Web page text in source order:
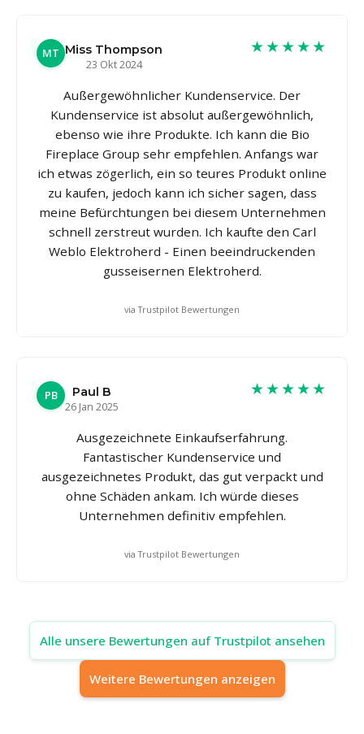
MT Miss Thompson
23 Okt 2024
★★★★★
Außergewöhnlicher Kundenservice. Der
Kundenservice ist absolut außergewöhnlich,
ebenso wie ihre Produkte. Ich kann die Bio
Fireplace Group sehr empfehlen. Anfangs war
ich etwas zögerlich, ein so teures Produkt online
zu kaufen, jedoch kann ich sicher sagen, dass
meine Befürchtungen bei diesem Unternehmen
schnell zerstreut wurden. Ich kaufte den Carl
Weblo Elektroherd - Einen beeindruckenden
gusseisernen Elektroherd.
via Trustpilot Bewertungen
PB
Paul B
26 Jan 2025
★★★★★
Ausgezeichnete Einkaufserfahrung.
Fantastischer Kundenservice und
ausgezeichnetes Produkt, das gut verpackt und
ohne Schäden ankam. Ich würde dieses
Unternehmen definitiv empfehlen.
via Trustpilot Bewertungen
Alle unsere Bewertungen auf Trustpilot ansehen
Weitere Bewertungen anzeigen